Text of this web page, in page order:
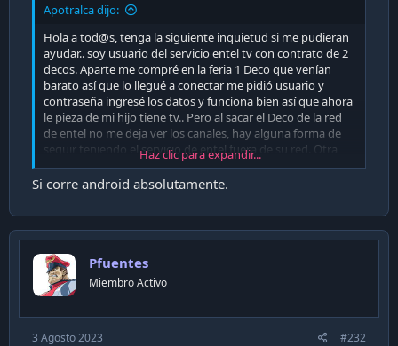
Apotralca dijo:
Hola a tod@s, tenga la siguiente inquietud si me pudieran
ayudar.. soy usuario del servicio entel tv con contrato de 2
decos. Aparte me compré en la feria 1 Deco que venían
barato así que lo llegué a conectar me pidió usuario y
contraseña ingresé los datos y funciona bien así que ahora
le pieza de mi hijo tiene tv.. Pero al sacar el Deco de la red
de entel no me deja ver los canales, hay alguna forma de
seguir teniendo el servicio de entel fuera de su red. Otra
pregunta si le cambio al launcher se pierden los canales se
entel o si se le puede bajar la aplicación móvil de entel.
Haz clic para expandir...
Si corre android absolutamente.
Pfuentes
Miembro Activo
3 Agosto 2023 #232